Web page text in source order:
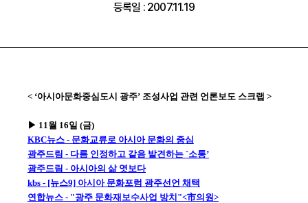
등록일 : 2007.11.19
< ‘아시아문화중심도시 광주’ 조성사업 관련 언론보도 스크랩 >
▶ 11월 16일 (금)
KBC뉴스 - 문화교류로 아시아 문화의 중심
광주드림 - 다름 인정하고 같음 발견하는 `소통’
광주드림 - 아시아의 삶 엿보다
kbs - [뉴스9] 아시아 문화포럼 광주선언 채택
연합뉴스 - "광주 문화재보수사업 방치"<市의원>